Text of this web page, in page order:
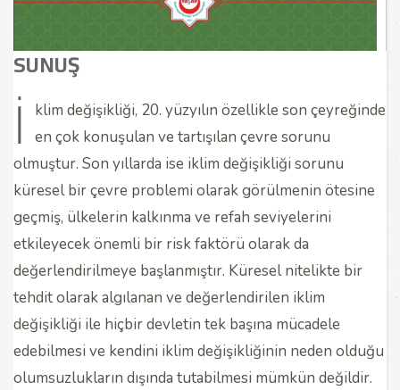
SUNUŞ
İ
klim değişikliği, 20. yüzyılın özellikle son çeyreğinde
en çok konuşulan ve tartışılan çevre sorunu
olmuştur. Son yıllarda ise iklim değişikliği sorunu
küresel bir çevre problemi olarak görülmenin ötesine
geçmiş, ülkelerin kalkınma ve refah seviyelerini
etkileyecek önemli bir risk faktörü olarak da
değerlendirilmeye başlanmıştır. Küresel nitelikte bir
tehdit olarak algılanan ve değerlendirilen iklim
değişikliği ile hiçbir devletin tek başına mücadele
edebilmesi ve kendini iklim değişikliğinin neden olduğu
olumsuzlukların dışında tutabilmesi mümkün değildir.